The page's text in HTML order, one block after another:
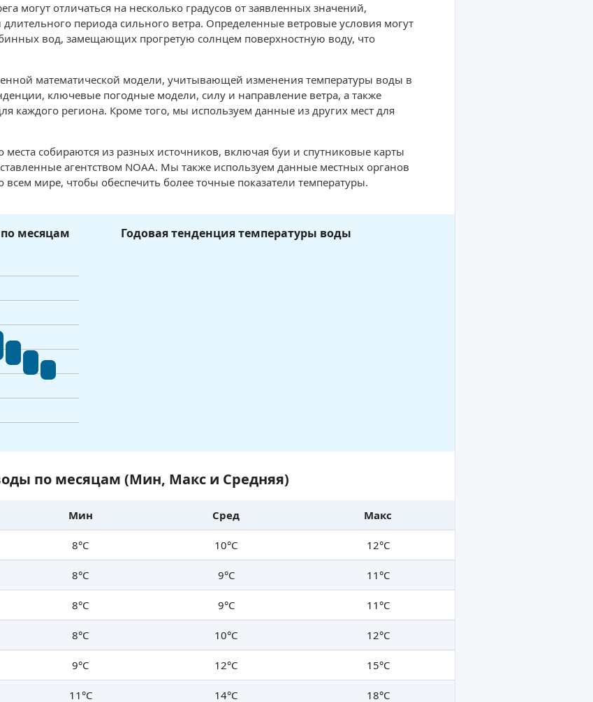
могут отличаться на несколько градусов от заявленных значений,
периода сильного ветра. Определенные ветровые условия могут
вод, замещающих прогретую солнцем поверхностную воду, что
математической модели, учитывающей изменения температуры воды в
ключевые погодные модели, силу и направление ветра, а также
каждого региона. Кроме того, мы используем данные из других мест для
места собираются из разных источников, включая буи и спутниковые карты
агентством NOAA. Мы также используем данные местных органов
мире, чтобы обеспечить более точные показатели температуры.
месяцам Годовая тенденция температуры воды
по месяцам (Мин, Макс и Средняя)
Мин Сред Макс
8°C 10°C 12°C
8°C 9°C 11°C
8°C 9°C 11°C
8°C 10°C 12°C
9°C 12°C 15°C
11°C 14°C 18°C